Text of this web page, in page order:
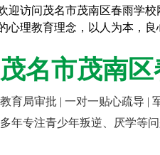
茂名市茂南
教育局审批 | 一对一贴心疏导 |
多年专注青少年叛逆、厌学等
迎访问茂名市茂南区春雨学
心理教育理念，以人为本，良